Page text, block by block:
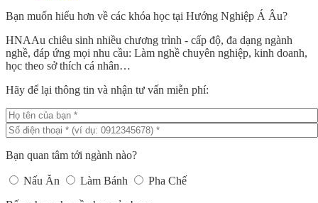
Bạn muốn hiểu hơn về các khóa học tại Hướng Nghiệp Á Âu?
HNAAu chiêu sinh nhiều chương trình - cấp độ, đa dạng ngành
nghề, đáp ứng mọi nhu cầu: Làm nghề chuyên nghiệp, kinh doanh,
học theo sở thích cá nhân…
Hãy để lại thông tin và nhận tư vấn miễn phí:
Bạn quan tâm tới ngành nào?
Nấu Ăn Làm Bánh
Pha Chế